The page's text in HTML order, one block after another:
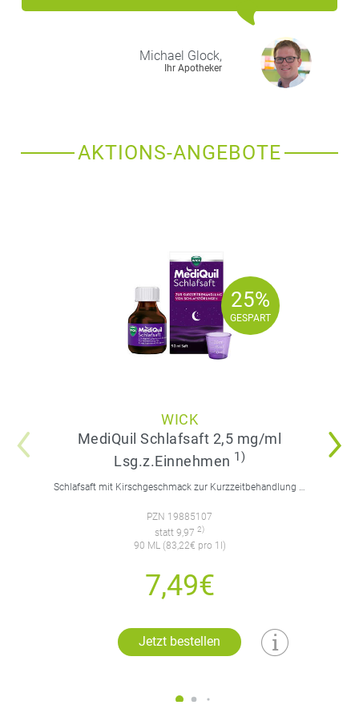
Michael Glock,
Ihr Apotheker
AKTIONS-ANGEBOTE
25%
GESPART
25%
GESPART
WICK
MediQuil Schlafsaft 2,5 mg/ml
Lsg.z.Einnehmen 1)
Schlafsaft mit Kirschgeschmack zur Kurzzeitbehandlung von Schlafstörungen. Für Erwachsene.
PZN 19885107
statt 9,97 2)
90 ML (83,22€ pro 1l)
7,49€
Jetzt bestellen